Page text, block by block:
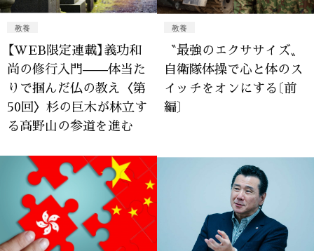
教養
【WEB限定連載】義功和
尚の修行入門——体当た
りで掴んだ仏の教え〈第
50回〉杉の巨木が林立す
る高野山の参道を進む
教養
〝最強のエクササイズ〟
自衛隊体操で心と体のス
イッチをオンにする〔前
編〕